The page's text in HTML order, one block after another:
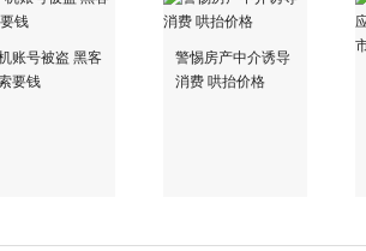
账号被盗 黑客
要钱
警惕房产中介诱导
消费 哄抬价格